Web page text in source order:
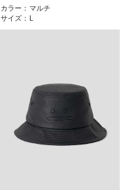
カラー：マルチ
サイズ：L